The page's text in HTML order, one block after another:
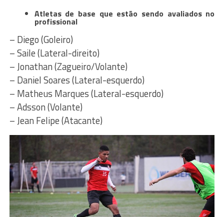
Atletas de base que estão sendo avaliados no
profissional
– Diego (Goleiro)
– Saile (Lateral-direito)
– Jonathan (Zagueiro/Volante)
– Daniel Soares (Lateral-esquerdo)
– Matheus Marques (Lateral-esquerdo)
– Adsson (Volante)
– Jean Felipe (Atacante)